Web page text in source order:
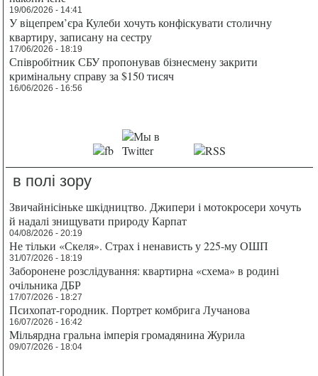
19/06/2026 - 14:41
У віцепрем’єра Кулеби хочуть конфіскувати столичну
квартиру, записану на сестру
17/06/2026 - 18:19
Співробітник СБУ пропонував бізнесмену закрити
кримінальну справу за $150 тисяч
16/06/2026 - 16:56
в полі зору
Звичайнісіньке шкідництво. Джипери і мотокросери хочуть
й надалі знищувати природу Карпат
04/08/2026 - 20:19
Не тільки «Скеля». Страх і ненависть у 225-му ОШП
31/07/2026 - 18:19
Заборонене розслідування: квартирна «схема» в родині
очільника ДБР
17/07/2026 - 18:27
Психопат-городник. Портрет комбрига Лучанова
16/07/2026 - 16:42
Мільярдна гральна імперія громадянина Журила
09/07/2026 - 18:04